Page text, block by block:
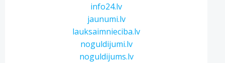
info24.lv
jaunumi.lv
lauksaimnieciba.lv
noguldijumi.lv
noguldijums.lv